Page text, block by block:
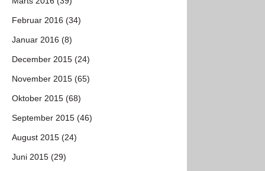
Februar 2016 (34)
Januar 2016 (8)
December 2015 (24)
November 2015 (65)
Oktober 2015 (68)
September 2015 (46)
August 2015 (24)
Juni 2015 (29)